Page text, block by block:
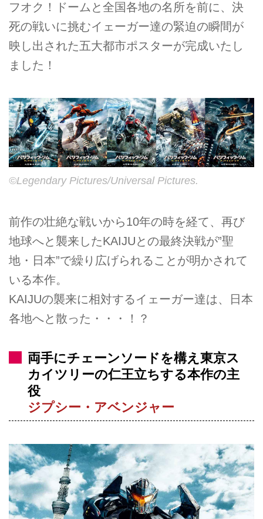
フオク！ドームと全国各地の名所を前に、決
死の戦いに挑むイェーガー達の緊迫の瞬間が
映し出された五大都市ポスターが完成いたし
ました！
©Legendary Pictures/Universal Pictures.
前作の壮絶な戦いから10年の時を経て、再び
地球へと襲来したKAIJUとの最終決戦が”聖
地・日本”で繰り広げられることが明かされて
いる本作。
KAIJUの襲来に相対するイェーガー達は、日本
各地へと散った・・・！？
両手にチェーンソードを構え東京ス
カイツリーの仁王立ちする本作の主
役
ジプシー・アベンジャー